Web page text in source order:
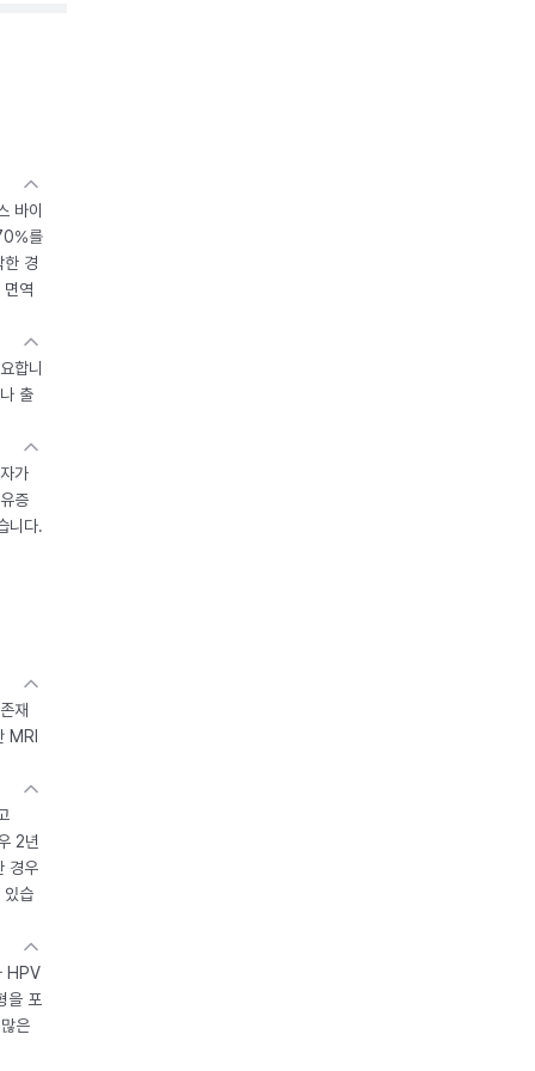
바이
를
한 경
역
합니
출
가
증
니다.
재
MRI
2년
경우
있습
HPV
을 포
은